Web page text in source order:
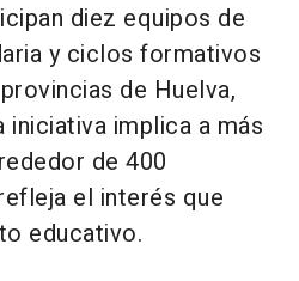
diez equipos de
y ciclos formativos
de Huelva,
iniciativa implica a más
de 400
el interés que
educativo.